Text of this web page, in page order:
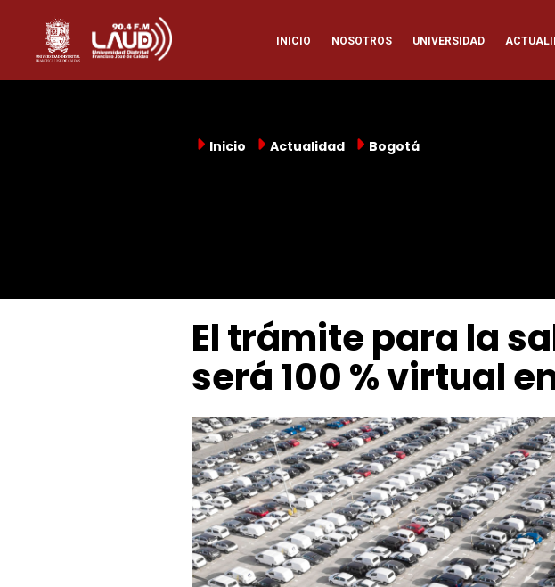
contenido
principal
Navegación
principal
INICIO NOSOTROS UNIVERSIDAD
Inicio Actualidad Bogotá
El trámite para la
será 100 % virtual